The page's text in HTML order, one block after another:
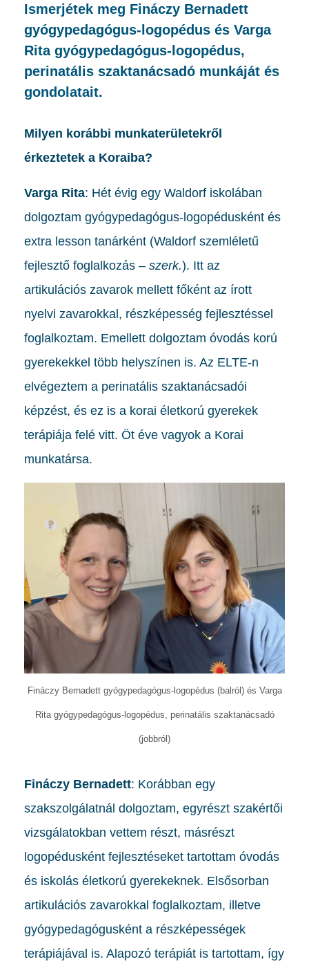
Ismerjétek meg Fináczy Bernadett
gyógypedagógus-logopédus és Varga
Rita gyógypedagógus-logopédus,
perinatális szaktanácsadó munkáját és
gondolatait.
Milyen korábbi munkaterületekről
érkeztetek a Koraiba?
Varga Rita: Hét évig egy Waldorf iskolában
dolgoztam gyógypedagógus-logopédusként és
extra lesson tanárként (Waldorf szemléletű
fejlesztő foglalkozás – szerk.). Itt az
artikulációs zavarok mellett főként az írott
nyelvi zavarokkal, részképesség fejlesztéssel
foglalkoztam. Emellett dolgoztam óvodás korú
gyerekekkel több helyszínen is. Az ELTE-n
elvégeztem a perinatális szaktanácsadói
képzést, és ez is a korai életkorú gyerekek
terápiája felé vitt. Öt éve vagyok a Korai
munkatársa.
Fináczy Bernadett gyógypedagógus-logopédus (balról) és Varga
Rita gyógypedagógus-logopédus, perinatális szaktanácsadó
(jobbról)
Fináczy Bernadett: Korábban egy
szakszolgálatnál dolgoztam, egyrészt szakértői
vizsgálatokban vettem részt, másrészt
logopédusként fejlesztéseket tartottam óvodás
és iskolás életkorú gyerekeknek. Elsősorban
artikulációs zavarokkal foglalkoztam, illetve
gyógypedagógusként a részképességek
terápiájával is. Alapozó terápiát is tartottam, így